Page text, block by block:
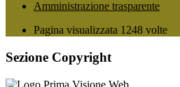
Amministrazione trasparente
Pagina visualizzata 1248 volte
Sezione Copyright